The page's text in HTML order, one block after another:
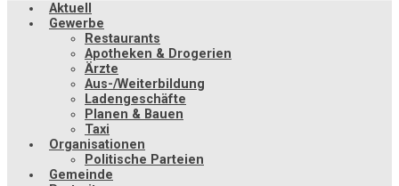
Aktuell
Gewerbe
Restaurants
Apotheken & Drogerien
Ärzte
Aus-/Weiterbildung
Ladengeschäfte
Planen & Bauen
Taxi
Organisationen
Politische Parteien
Gemeinde